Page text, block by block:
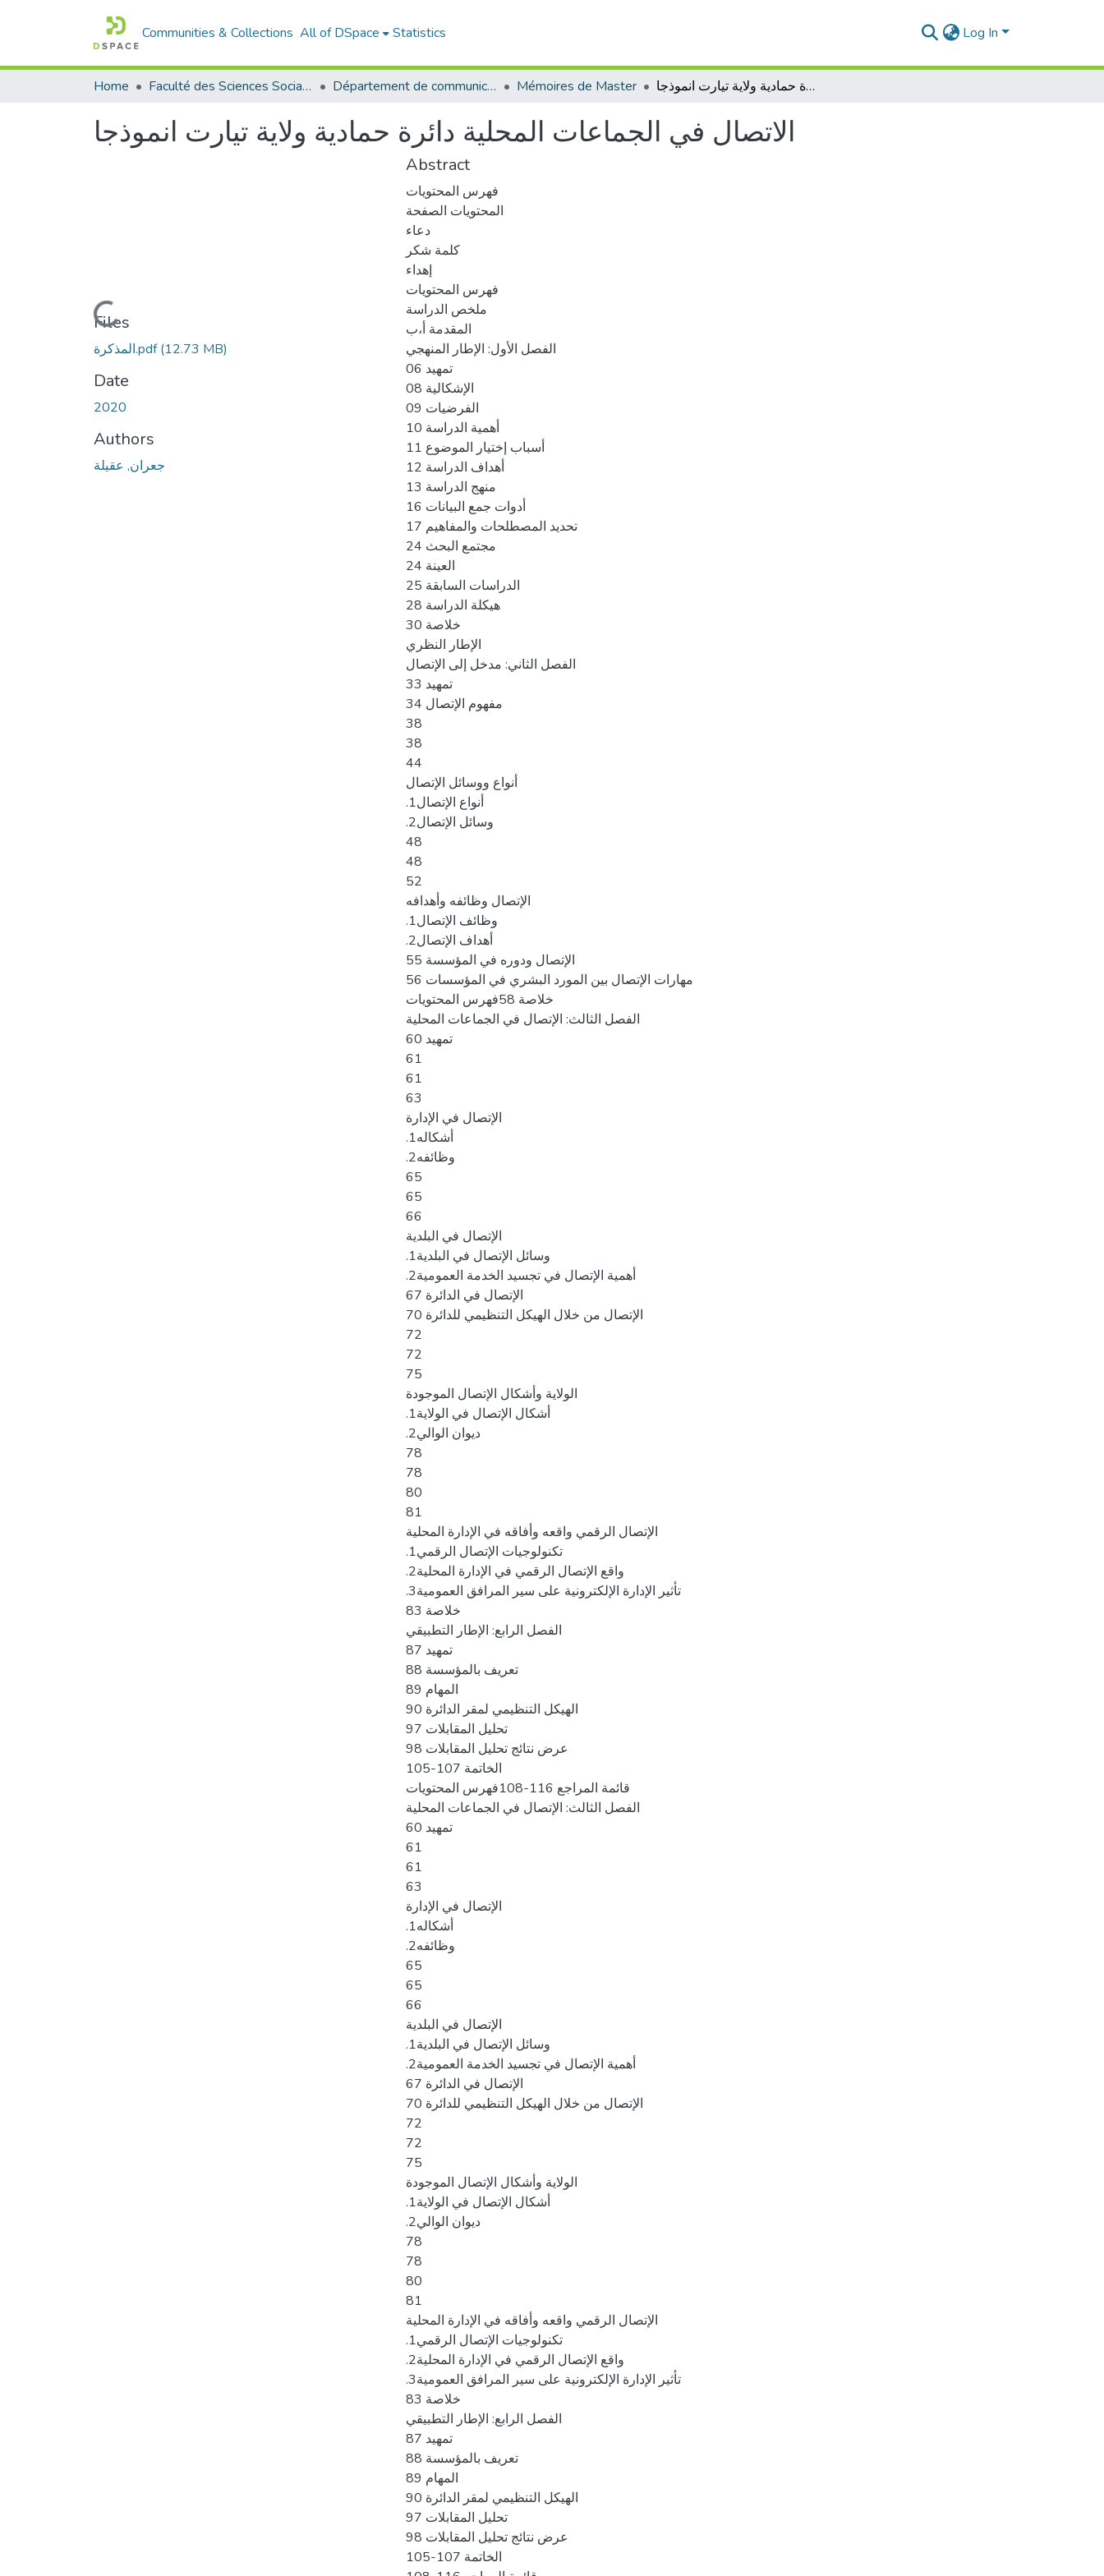
Communities & Collections All of DSpace Statistics Log In
Home Faculté des Sciences Sociales Département de communication Mémoires de Master الاتصال في الجماعات المحلية دائرة حمادية ولاية تيارت انموذجا
الاتصال في الجماعات المحلية دائرة حمادية ولاية تيارت انموذجا
Loading...
Files
المذكرة.pdf(12.73 MB)
Date
2020
Authors
جعران, عقيلة
Abstract
فهرس المحتويات
المحتويات الصفحة
دعاء
كلمة شكر
إهداء
فهرس المحتويات
ملخص الدراسة
المقدمة أ،ب
الفصل الأول: الإطار المنهجي
تمهيد 06
الإشكالية 08
الفرضيات 09
أهمية الدراسة 10
أسباب إختيار الموضوع 11
أهداف الدراسة 12
منهج الدراسة 13
أدوات جمع البيانات 16
تحديد المصطلحات والمفاهيم 17
مجتمع البحث 24
العينة 24
الدراسات السابقة 25
هيكلة الدراسة 28
خلاصة 30
الإطار النظري
الفصل الثاني: مدخل إلى الإتصال
تمهيد 33
مفهوم الإتصال 34
38
38
44
أنواع ووسائل الإتصال
.1أنواع الإتصال
.2وسائل الإتصال
48
48
52
الإتصال وظائفه وأهدافه
.1وظائف الإتصال
.2أهداف الإتصال
الإتصال ودوره في المؤسسة 55
مهارات الإتصال بين المورد البشري في المؤسسات 56
خلاصة 58فهرس المحتويات
الفصل الثالث: الإتصال في الجماعات المحلية
تمهيد 60
61
61
63
الإتصال في الإدارة
.1أشكاله
.2وظائفه
65
65
66
الإتصال في البلدية
.1وسائل الإتصال في البلدية
.2أهمية الإتصال في تجسيد الخدمة العمومية
الإتصال في الدائرة 67
الإتصال من خلال الهيكل التنظيمي للدائرة 70
72
72
75
الولاية وأشكال الإتصال الموجودة
.1أشكال الإتصال في الولاية
.2ديوان الوالي
78
78
80
81
الإتصال الرقمي واقعه وأفاقه في الإدارة المحلية
.1تكنولوجيات الإتصال الرقمي
.2واقع الإتصال الرقمي في الإدارة المحلية
.3تأثير الإدارة الإلكترونية على سير المرافق العمومية
خلاصة 83
الفصل الرابع: الإطار التطبيقي
تمهيد 87
تعريف بالمؤسسة 88
المهام 89
الهيكل التنظيمي لمقر الدائرة 90
تحليل المقابلات 97
عرض نتائج تحليل المقابلات 98
الخاتمة 107-105
قائمة المراجع 116-108فهرس المحتويات
الفصل الثالث: الإتصال في الجماعات المحلية
تمهيد 60
61
61
63
الإتصال في الإدارة
.1أشكاله
.2وظائفه
65
65
66
الإتصال في البلدية
.1وسائل الإتصال في البلدية
.2أهمية الإتصال في تجسيد الخدمة العمومية
الإتصال في الدائرة 67
الإتصال من خلال الهيكل التنظيمي للدائرة 70
72
72
75
الولاية وأشكال الإتصال الموجودة
.1أشكال الإتصال في الولاية
.2ديوان الوالي
78
78
80
81
الإتصال الرقمي واقعه وأفاقه في الإدارة المحلية
.1تكنولوجيات الإتصال الرقمي
.2واقع الإتصال الرقمي في الإدارة المحلية
.3تأثير الإدارة الإلكترونية على سير المرافق العمومية
خلاصة 83
الفصل الرابع: الإطار التطبيقي
تمهيد 87
تعريف بالمؤسسة 88
المهام 89
الهيكل التنظيمي لمقر الدائرة 90
تحليل المقابلات 97
عرض نتائج تحليل المقابلات 98
الخاتمة 107-105